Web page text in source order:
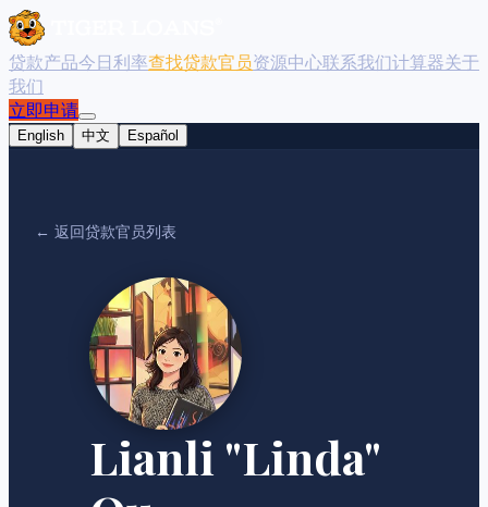
贷款产品今日利率查找贷款官员资源中心联系我们计算器关于
我们
立即申请
English 中文 Español
← 返回贷款官员列表
Lianli "Linda"